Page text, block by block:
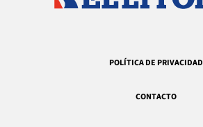
POLÍTICA DE PRIVACIDAD
CONTACTO